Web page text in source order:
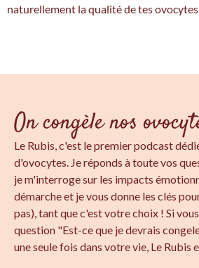
naturellement la qualité de tes ovocytes
On congèle nos
Le Rubis, c'est le premier podcast
d'ovocytes. Je réponds à toute vos
je m'interroge sur les impacts
démarche et je vous donne les clés
pas), tant que c'est votre choix ! Si
question "Est-ce que je devrais
une seule fois dans votre vie, Le Rubis